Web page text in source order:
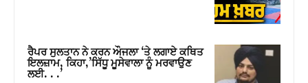
ਰੈਪਰ ਸੁਲਤਾਨ ਨੇ ਕਰਨ ਔਜਲਾ ‘ਤੇ ਲਗਾਏ ਕਥਿਤ
ਇਲਜ਼ਾਮ, ਕਿਹਾ,’ਸਿੱਧੂ ਮੂਸੇਵਾਲਾ ਨੂੰ ਮਰਵਾਉਣ
ਲਈ. . .’